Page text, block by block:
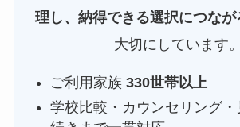
理し、納得できる選択につなが
大切にしています。
ご利用家族 330世帯以上
学校比較・カウンセリング